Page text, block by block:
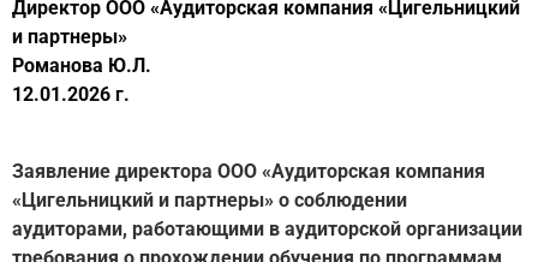
Директор ООО «Аудиторская компания «Цигельницкий
и партнеры»
Романова Ю.Л.
12.01.2026 г.
Заявление директора ООО «Аудиторская компания
«Цигельницкий и партнеры» о соблюдении
аудиторами, работающими в аудиторской организации